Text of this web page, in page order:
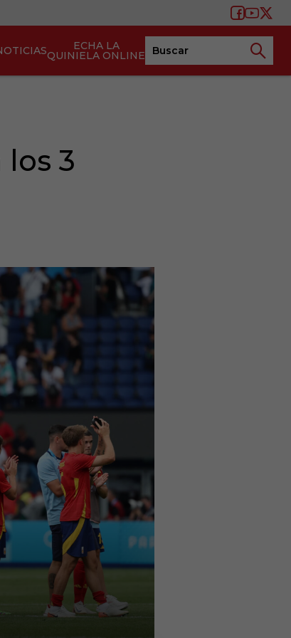
ECHA LA
QUINIELA ONLINE
3